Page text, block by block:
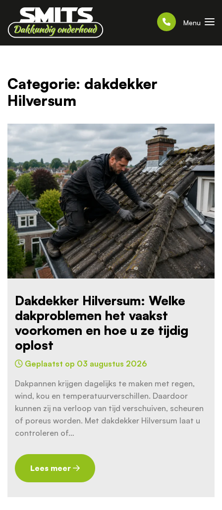
Menu
Categorie: dakdekker
Hilversum
Dakdekker Hilversum: Welke
dakproblemen het vaakst
voorkomen en hoe u ze tijdig
oplost
Geplaatst op 03 augustus 2026
Dakpannen krijgen dagelijks te maken met regen,
wind, kou en temperatuurverschillen. Daardoor
kunnen zij na verloop van tijd verschuiven, scheuren
of poreus worden. Met dakdekker Hilversum laat u
controleren of…
Lees meer